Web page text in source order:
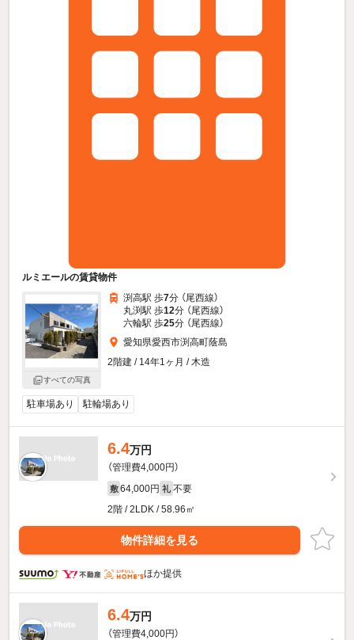
ルミエールの賃貸物件
すべての写真
渕高駅 歩7分 （尾西線）
丸渕駅 歩12分 （尾西線）
六輪駅 歩25分 （尾西線）
愛知県愛西市渕高町蔭島
2階建 / 14年1ヶ月 / 木造
駐車場あり 駐輪場あり
6.4万円
（管理費4,000円）
敷 64,000円 礼 不要
2階 / 2LDK / 58.96㎡
物件詳細を見る
ほか提供
6.4万円
（管理費4,000円）